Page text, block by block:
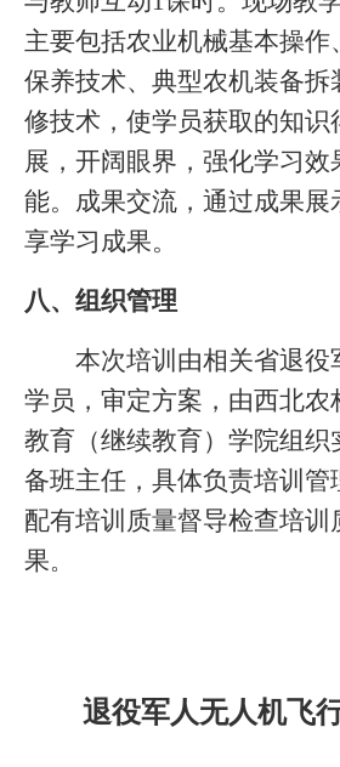
主要包括农业机械基本操作
保养技术、典型农机装备拆
修技术，使学员获取的知识
展，开阔眼界，强化学习效
能。成果交流，通过成果展
享学习成果。
八、组织管理
本次培训由相关省退役
学员，审定方案，由西北农
教育（继续教育）学院组织
备班主任，具体负责培训管
配有培训质量督导检查培训
果。
退役军人无人机飞